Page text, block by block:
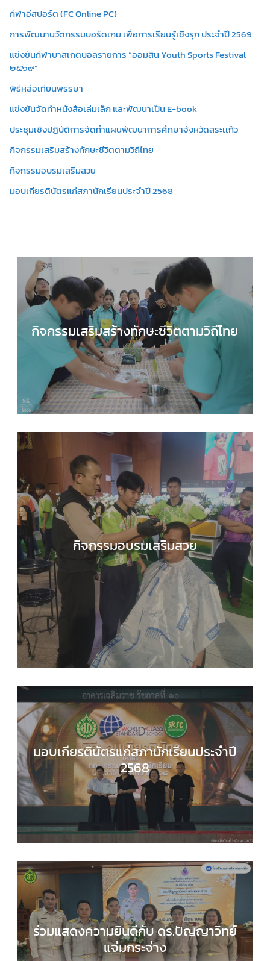
กีฬาอีสปอร์ต (FC Online PC)
การพัฒนานวัตกรรมบอร์ดเกม เพื่อการเรียนรู้เชิงรุก ประจำปี 2569
แข่งขันกีฬาบาสเกตบอลรายการ “ออมสิน Youth Sports Festival
๒๕๖๙”
พิธีหล่อเทียนพรรษา
แข่งขันจัดทำหนังสือเล่มเล็ก และพัฒนาเป็น E-book
ประชุมเชิงปฏิบัติการจัดทำแผนพัฒนาการศึกษาจังหวัดสระเเก้ว
กิจกรรมเสริมสร้างทักษะชีวิตตามวิถีไทย
กิจกรรมอบรมเสริมสวย
มอบเกียรติบัตรแก่สภานักเรียนประจำปี 2568
กิจกรรมเสริมสร้างทักษะชีวิตตามวิถีไทย
กลุ่มบริหารงานวิชาการ, กลุ่มสาระการเรียนรู้สังคมศึ
ศาสนาและวัฒนธรรม, ข่าวประชาสัมพันธ์
กิจกรรมอบรมเสริมสวย
กลุ่มบริหารงานวิชาการ
กลุ่มสาระการเรียนรู้การง
อาชีพ
ข่าวประชาสัมพันธ์
มอบเกียรติบัตรแก่สภานักเรียนประจำปี
2568
กลุ่มบริหารงานทั่วไป
ข่าวประชาสัมพันธ์
ร่วมแสดงความยินดีกับ ดร.ปัญญาวิทย์
แจ่มกระจ่าง